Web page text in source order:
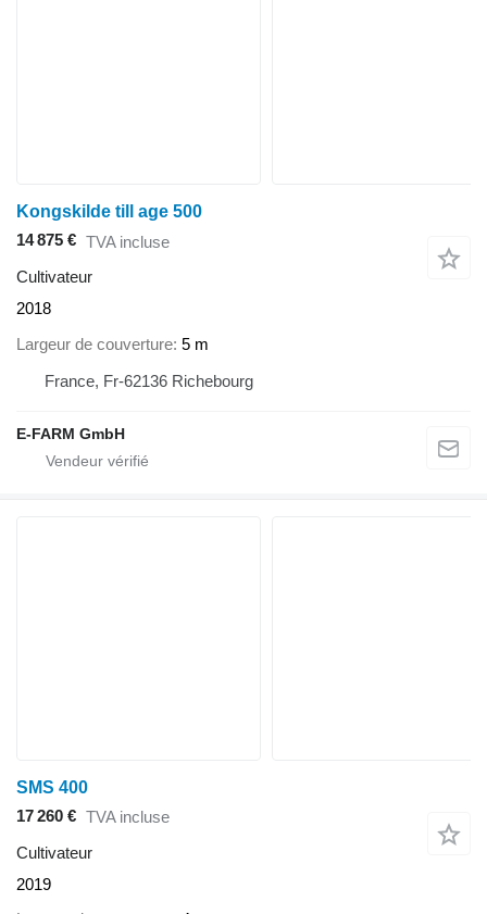
Kongskilde till age 500
14 875 € TVA incluse
Cultivateur
2018
Largeur de couverture 5 m
France, Fr-62136 Richebourg
E-FARM GmbH
SMS 400
17 260 € TVA incluse
Cultivateur
2019